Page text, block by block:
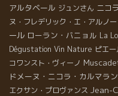
アルタベール ジュンさん ニコ
ヌ・フレデリック・エ・アルノ
ール ローラン・バニョル La
Dégustation Vin Nature ピエ
コワンスト・ヴィーノ
ドメーヌ・ニコラ・カルマラン
エクサン・プロヴァンス Jean-